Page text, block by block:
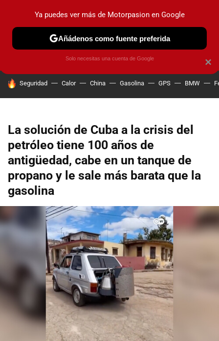
PRUEBAS COCHES ELÉCTRICOS OBSERVATORIO
HOY SE HABLA DE
Seguridad Calor China Gasolina GPS BMW
La solución de Cuba a la crisis del
petróleo tiene 100 años de
antigüedad, cabe en un tanque de
propano y le sale más barata que la
gasolina
×
Ya puedes ver más de Motorpasion en Google
Añádenos como fuente preferida
Solo necesitas una cuenta de Google